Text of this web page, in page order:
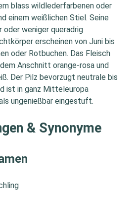
blass wildlederfarbenen oder
einem weißlichen Stiel. Seine
oder weniger queradrig
erscheinen von Juni bis
oder Rotbuchen. Das Fleisch
Anschnitt orange-rosa und
Der Pilz bevorzugt neutrale bis
ist in ganz Mitteleuropa
ungenießbar eingestuft.
& Synonyme